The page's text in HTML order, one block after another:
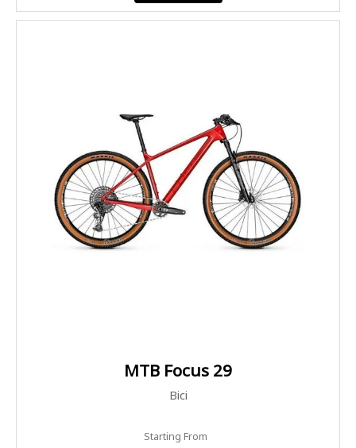
MTB Focus 29
Bici
Starting From